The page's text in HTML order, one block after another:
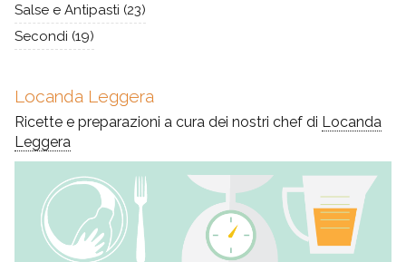
Salse e Antipasti (23)
Secondi (19)
Locanda Leggera
Ricette e preparazioni a cura dei nostri chef di Locanda
Leggera